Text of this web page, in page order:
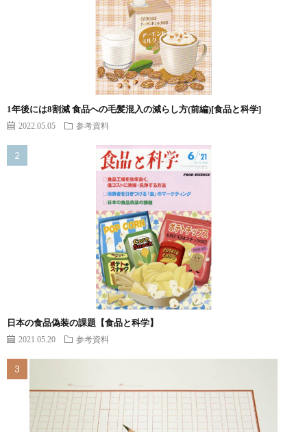
1年後には8割減 食品への毛髪混入の減らし方(前編)[食品と科学]
2022.05.05 参考資料
日本の食品偽装の課題【食品と科学】
2021.05.20 参考資料